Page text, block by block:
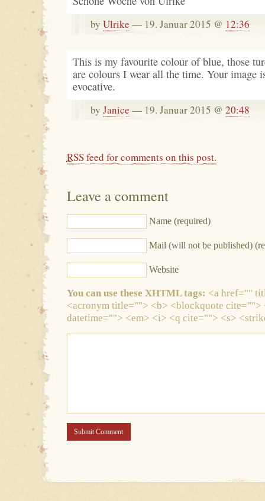
by Ulrike — 19. Januar 2015 @ 12:36
This is my favourite colour of blue, those
are colours I wear all the time. Your image
evocative.
by Janice — 19. Januar 2015 @ 20:48
RSSfeed for comments on this post.
Leave a comment
Name (required)
Mail (will not be published)
Website
You can use these XHTML tags: <a href=""
<acronym title=""> <b> <blockquote cite="">
datetime=""> <em> <i> <q cite=""> <s>